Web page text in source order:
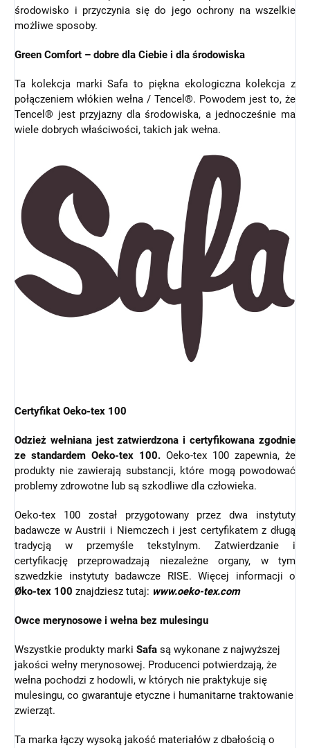
środowisko i przyczynia się do jego ochrony na wszelkie
możliwe sposoby.
Green Comfort – dobre dla Ciebie i dla środowiska
Ta kolekcja marki Safa to piękna ekologiczna kolekcja z
połączeniem włókien wełna / Tencel®. Powodem jest to, że
Tencel® jest przyjazny dla środowiska, a jednocześnie ma
wiele dobrych właściwości, takich jak wełna.
Certyfikat Oeko-tex 100
Odzież wełniana jest zatwierdzona i certyfikowana zgodnie
ze standardem Oeko-tex 100. Oeko-tex 100 zapewnia, że
produkty nie zawierają substancji, które mogą powodować
problemy zdrowotne lub są szkodliwe dla człowieka.
Oeko-tex 100 został przygotowany przez dwa instytuty
badawcze w Austrii i Niemczech i jest certyfikatem z długą
tradycją w przemyśle tekstylnym. Zatwierdzanie i
certyfikację przeprowadzają niezależne organy, w tym
szwedzkie instytuty badawcze RISE. Więcej informacji o
Øko-tex 100 znajdziesz tutaj: www.oeko-tex.com
Owce merynosowe i wełna bez mulesingu
Wszystkie produkty marki Safa są wykonane z najwyższej
jakości wełny merynosowej. Producenci potwierdzają, że
wełna pochodzi z hodowli, w których nie praktykuje się
mulesingu, co gwarantuje etyczne i humanitarne traktowanie
zwierząt.
Ta marka łączy wysoką jakość materiałów z dbałością o